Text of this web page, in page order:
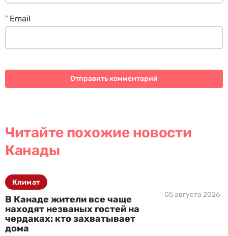
Email
*
Читайте похожие новости
Канады
В Канаде жители все чаще
находят незваных гостей на
чердаках: кто захватывает
дома
05 августа 2026
Климат